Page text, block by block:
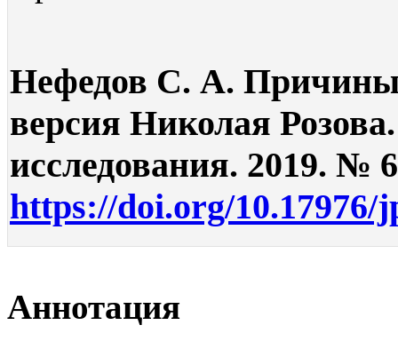
Нефедов С. А.
версия Николая
исследования. 2019. №
https://doi.org/10.17976/
Аннотация